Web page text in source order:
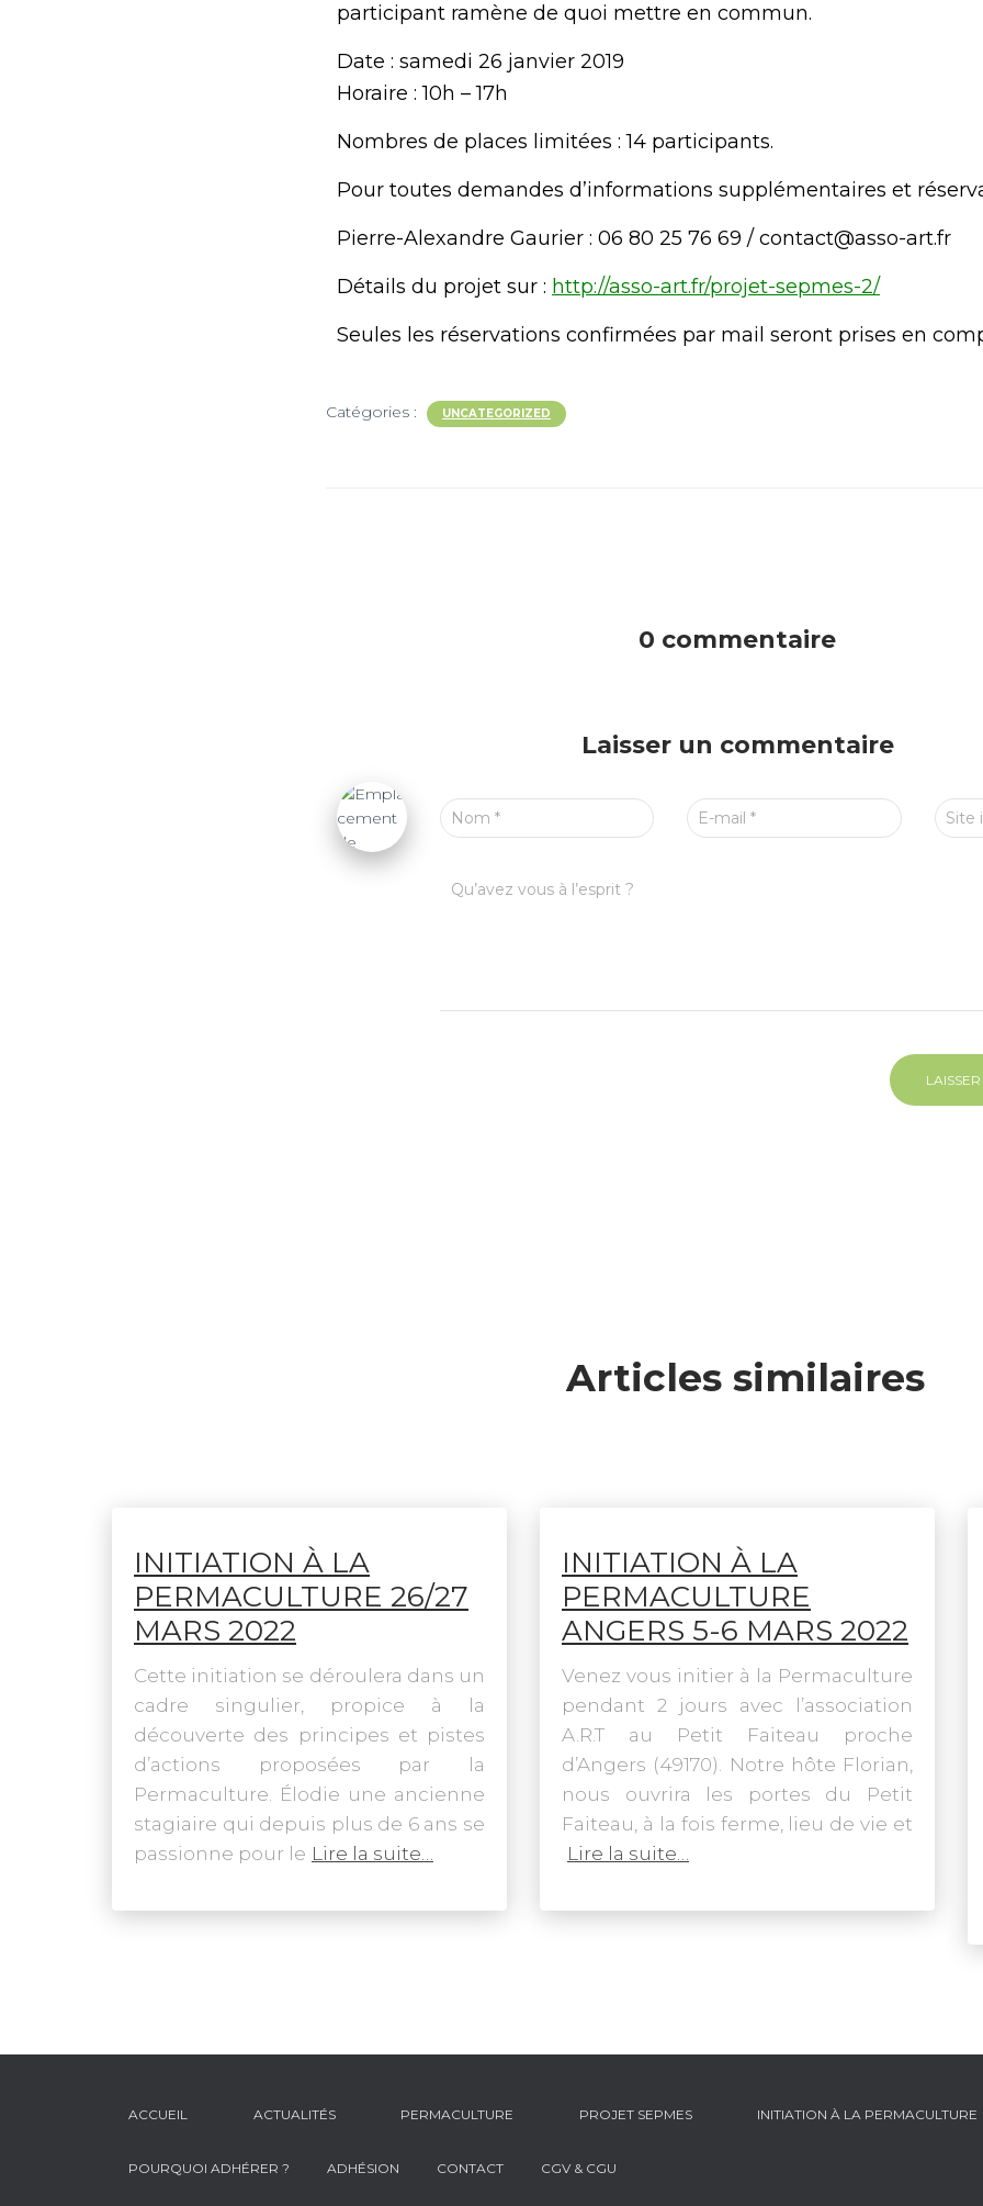
participant ramène de quoi mettre en commun.
Date : samedi 26 janvier 2019
Horaire : 10h – 17h
Nombres de places limitées : 14 participants.
Pour toutes demandes d’informations supplémentaires et
Pierre-Alexandre Gaurier : 06 80 25 76 69 / contact@asso-art.fr
Détails du projet sur : http://asso-art.fr/projet-sepmes-2/
Seules les réservations confirmées par mail seront prises en
Catégories : UNCATEGORIZED
0 commentaire
Laisser un commentaire
Nom * E-mail* Site
Qu’avez vous à l’esprit ?
Articles similaires
INITIATION À LA
PERMACULTURE 26/27
MARS 2022
Cette initiation se déroulera dans un
cadre singulier, propice à la
découverte des principes et pistes
d’actions proposées par la
Permaculture. Élodie une ancienne
stagiaire qui depuis plus de 6 ans se
passionne pour le Lire la suite…
INITIATION À LA
PERMACULTURE
ANGERS 5-6 MARS 2022
Venez vous initier à la Permaculture
pendant 2 jours avec l’association
A.R.T au Petit Faiteau proche
d’Angers (49170). Notre hôte Florian,
nous ouvrira les portes du Petit
Faiteau, à la fois ferme, lieu de vie et
Lire la suite…
ACCUEIL ACTUALITÉS PERMACULTURE PROJET SEPMES INITIATION À LA PERMACULTURE
POURQUOI ADHÉRER ? ADHÉSION CONTACT CGV & CGU